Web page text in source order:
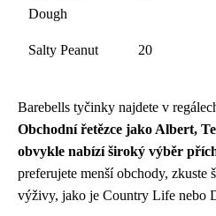
Dough
Salty Peanut 20
Barebells tyčinky najdete v
Obchodní řetězce jako Albert,
obvykle nabízí široký výběr
preferujete menší obchody, zkuste
výživy, jako je Country Life nebo